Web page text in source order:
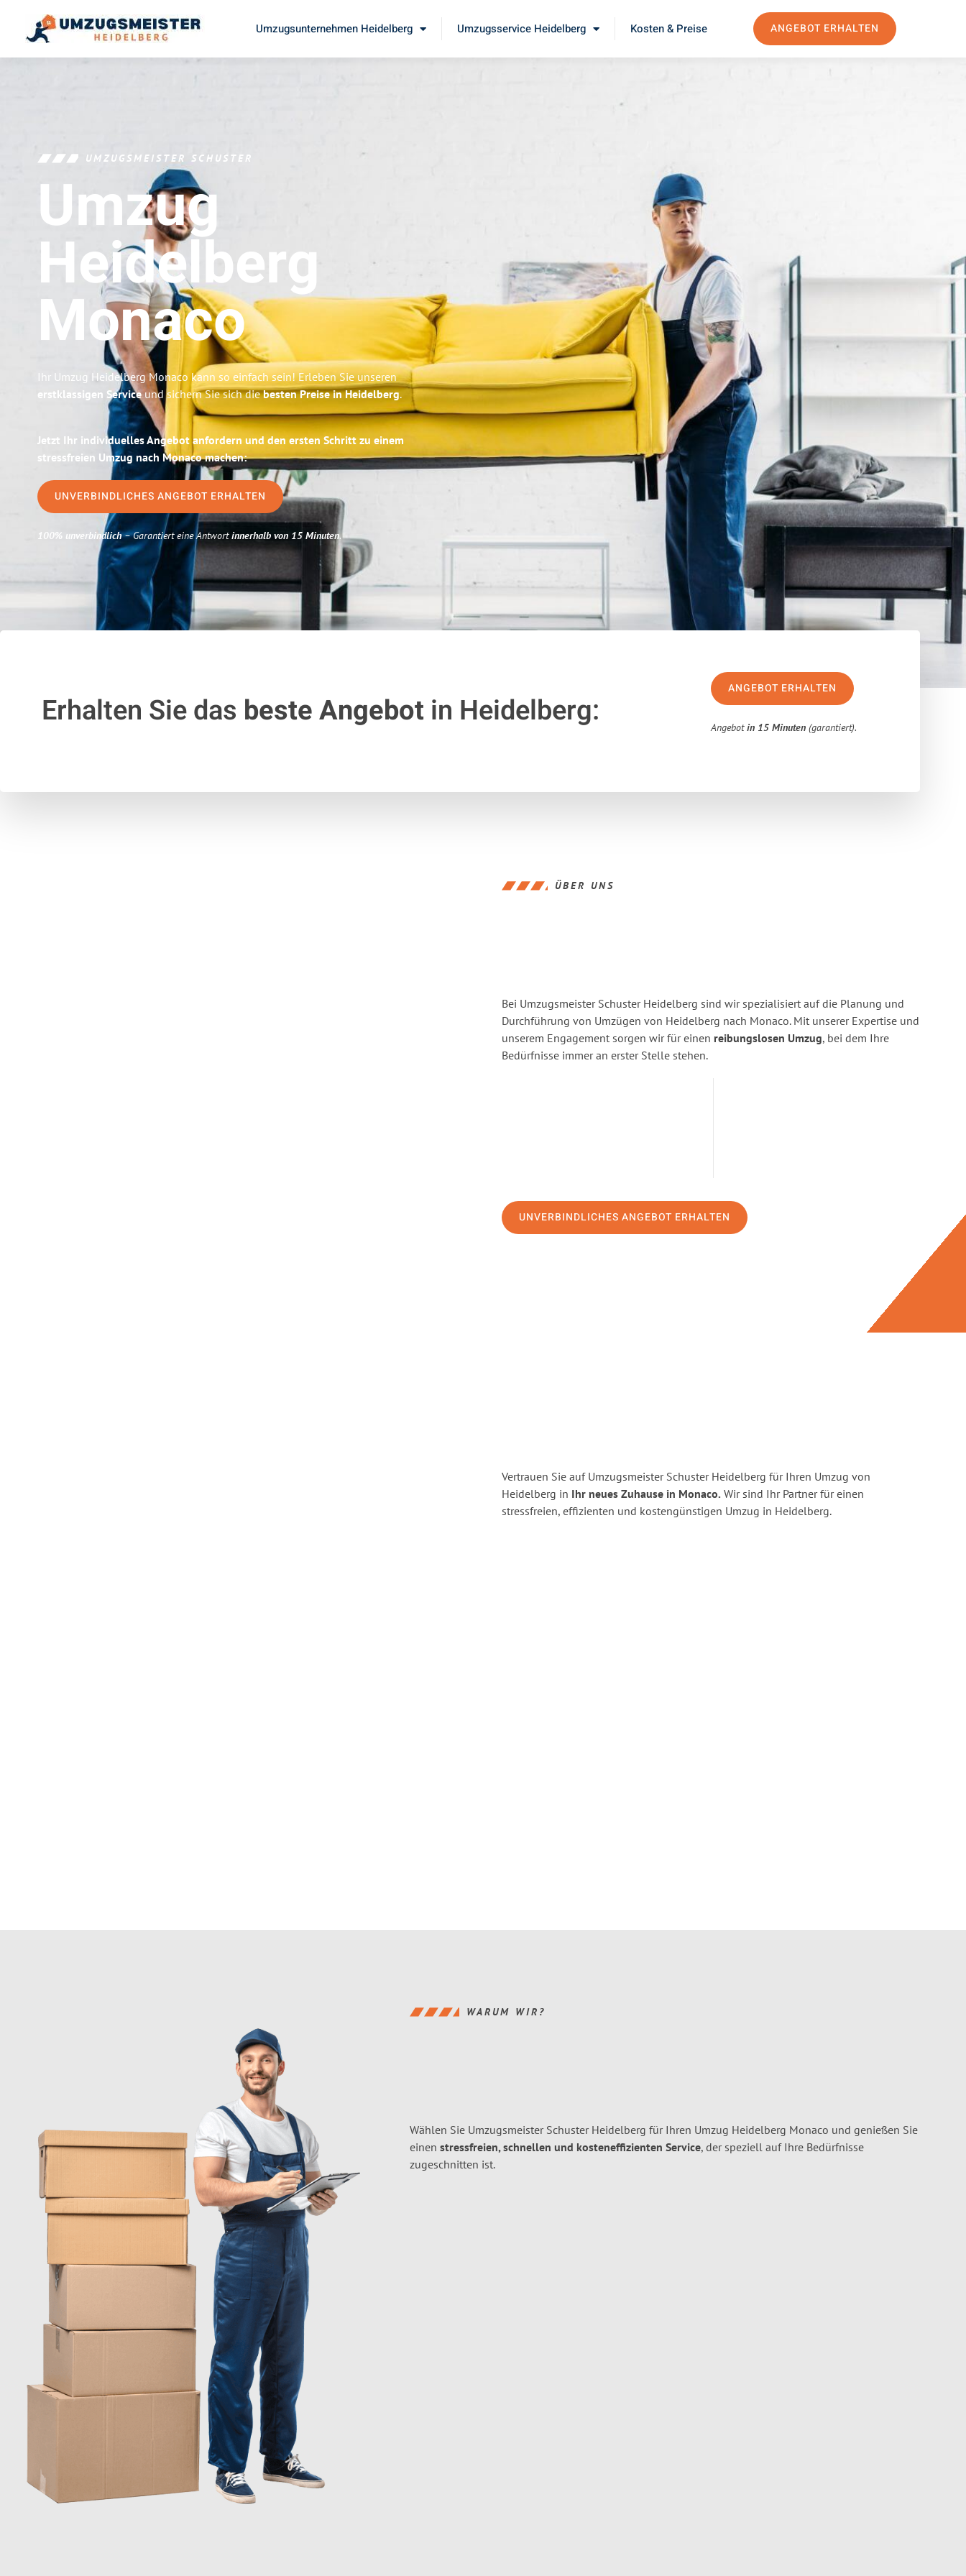
Umzugsunternehmen Heidelberg Umzugsservice Heidelberg Kosten & Preise ANGEBOT ERHALTEN
UMZUGSMEISTER SCHUSTER
Umzug
Heidelberg
Monaco
Ihr Umzug Heidelberg Monaco kann so einfach sein! Erleben Sie unseren
erstklassigen Serviceund sichern Sie sich diebesten Preise in Heidelberg.
Jetzt Ihr individuelles Angebot anfordern und den ersten Schritt zu einem
stressfreien Umzug nach Monaco machen:
UNVERBINDLICHES ANGEBOT ERHALTEN
100% unverbindlich– Garantiert eine Antwortinnerhalb von 15 Minuten.
Erhalten Sie das beste Angebotin Heidelberg:
ANGEBOT ERHALTEN
Angebotin 15 Minuten (garantiert).
ÜBER UNS
Bei Umzugsmeister Schuster Heidelberg sind wir spezialisiert auf die Planung und
Durchführung von Umzügen von Heidelberg nach Monaco. Mit unserer Expertise und
unserem Engagement sorgen wir für einen reibungslosen Umzug, bei dem Ihre
Bedürfnisse immer an erster Stelle stehen.
UNVERBINDLICHES ANGEBOT ERHALTEN
Vertrauen Sie auf Umzugsmeister Schuster Heidelberg für Ihren Umzug von
Heidelberg in Ihr neues Zuhause in Monaco. Wir sind Ihr Partner für einen
stressfreien, effizienten und kostengünstigen Umzug in Heidelberg.
WARUM WIR?
Wählen Sie Umzugsmeister Schuster Heidelberg für Ihren Umzug Heidelberg Monaco und genießen Sie
einen stressfreien, schnellen und kosteneffizienten Service, der speziell auf Ihre Bedürfnisse
zugeschnitten ist.